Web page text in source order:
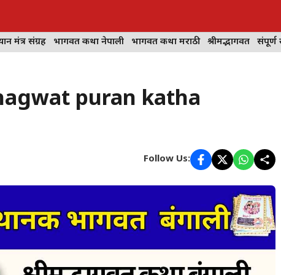
मंत्र संग्रह भागवत कथा नेपाली भागवत कथा मराठी श्रीमद्भागवत संपूर्ण
bhagwat puran katha
Follow Us: